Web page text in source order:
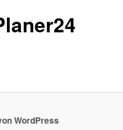
WordPress